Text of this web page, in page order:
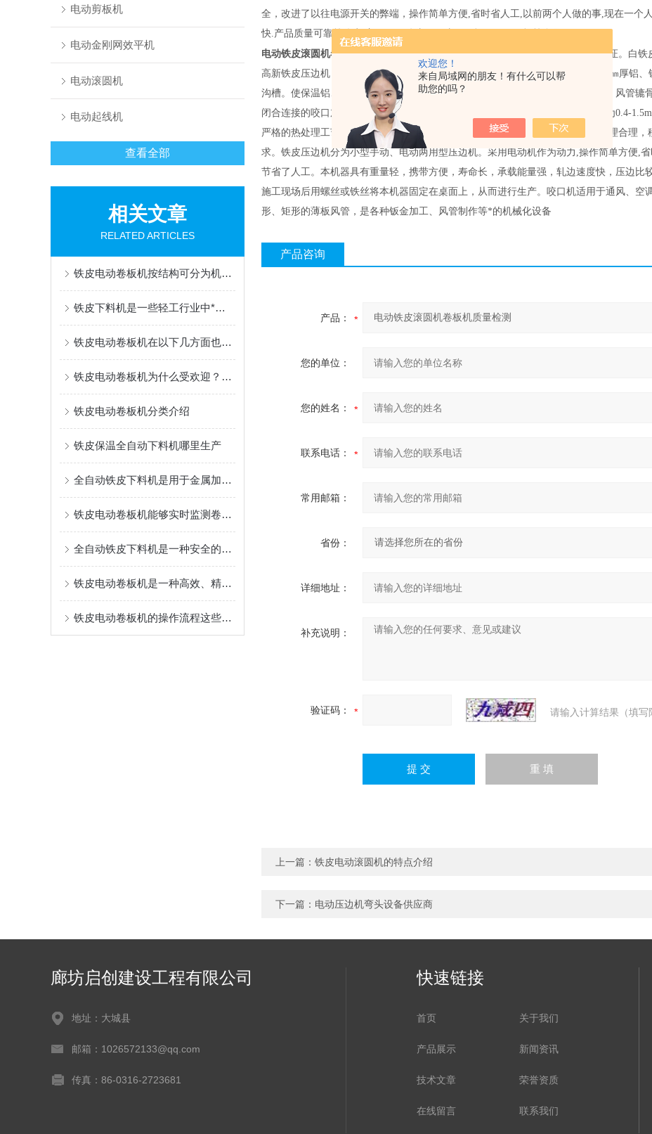
欢迎您！
来自局域网的朋友！有什么可以帮
助您的吗？
电动剪板机
电动金刚网效平机
电动滚圆机
电动起线机
查看全部
相关文章
RELATED ARTICLES
铁皮电动卷板机按结构可分为机械式和液压式两种
铁皮下料机是一些轻工行业中*设备
铁皮电动卷板机在以下几方面也体现出明显的发展趋势
铁皮电动卷板机为什么受欢迎？不知道的进来看看！
铁皮电动卷板机分类介绍
铁皮保温全自动下料机哪里生产
全自动铁皮下料机是用于金属加工行业的重要设备
铁皮电动卷板机能够实时监测卷板过程中的各项参数变化
全自动铁皮下料机是一种安全的工业设备
铁皮电动卷板机是一种高效、精密的金属加工设备
铁皮电动卷板机的操作流程这些细节要引起重视
全，改进了以往电源开关的弊端，操作简单方便,省时省人工,以前两个人做的事,现在一个
快.产品质量可靠等优点.主要用于铁皮、铝皮、铜板、不锈钢板等金属
电动铁皮滚圆机卷板机质量检测专业生产铁皮压边机滚圆机， 质优价廉，质量保证。白
高新铁皮压边机， 压边机是保温铝、铁皮使用的一种边部成型机，可对 0,3.-0, 8 ㎜厚铝
沟槽。使保温铝、铁皮连接咬口机，又称辘骨机，咬缝机，咬边机，风管咬口机，风管
闭合连接的咬口加工。可以满足风管制造的各种不同形状的骨型。加工板材厚度为0.4-
严格的热处理工艺，保证机械耐用，质量稳定,具有易于安装、外型美观，机械原理合理
求。铁皮压边机分为小型手动、电动两用型压边机。采用电动机作为动力,操作简单方便,
节省了人工。本机器具有重量轻，携带方便，寿命长，承载能量强，轧边速度快，压边比
施工现场后用螺丝或铁丝将本机器固定在桌面上，从而进行生产。咬口机适用于通风、
形、矩形的薄板风管，是各种钣金加工、风管制作等*的机械化设备
产品咨询
产品：
您的单位：
您的姓名：
联系电话：
常用邮箱：
省份：
详细地址：
补充说明：
验证码： 请输入计算结果（填
上一篇： 铁皮电动滚圆机的特点介绍
下一篇： 电动压边机弯头设备供应商
廊坊启创建设工程有限公司
地址：大城县
邮箱：1026572133@qq.com
传真：86-0316-2723681
快速链接
首页 关于我们
产品展示 新闻资讯
技术文章 荣誉资质
在线留言 联系我们